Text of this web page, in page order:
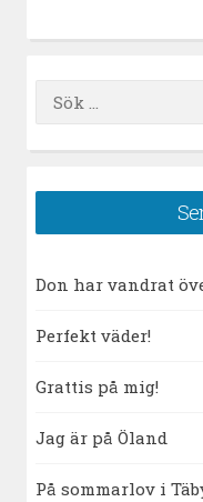
Don har vandrat
Perfekt väder!
Grattis på mig!
Jag är på Öland
På sommarlov i